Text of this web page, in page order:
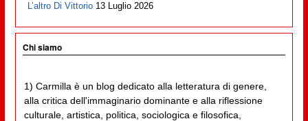
L’altro Di Vittorio 13 Luglio 2026
Chi siamo
1) Carmilla è un blog dedicato alla letteratura di genere,
alla critica dell'immaginario dominante e alla riflessione
culturale, artistica, politica, sociologica e filosofica,